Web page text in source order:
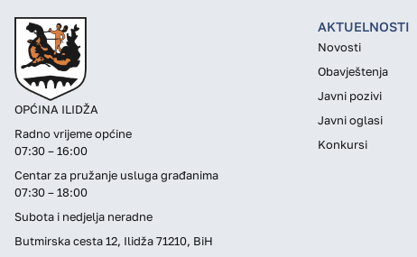
OPĆINA ILIDŽA
Radno vrijeme općine
07:30 – 16:00
Centar za pružanje usluga građanima
07:30 – 18:00
Subota i nedjelja neradne
Butmirska cesta 12, Ilidža 71210, BiH
AKTUELNOSTI
Novosti
Obavještenja
Javni pozivi
Javni oglasi
Konkursi